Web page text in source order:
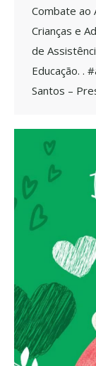
Combate ao
Crianças e
de
Educação. .
Santos –